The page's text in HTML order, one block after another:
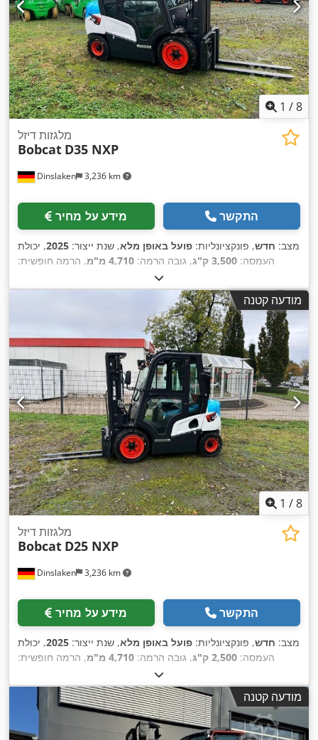
1 /8
Dinslaken 3,236 km
מלגזות דיזל
Bobcat D35 NXP
מידע על מחיר התקשר
מצב: חדש, פונקציונליות: פועל באופן מלא, שנת ייצור: 2025, יכולת
העמסה: 3,500 ק"ג , גובה הרמה: 4,710 מ"מ
, הרמה חופשית:
, סוג תורן:
מ"מ, כוח:42 קילוואט (57.10 כ"ס) , אורך המזלג:1,200 מ"מ
, סוג
מודעה קטנה
1 /8
Dinslaken 3,236 km
מלגזות דיזל
Bobcat D25 NXP
מידע על מחיר התקשר
מצב: חדש, פונקציונליות: פועל באופן מלא, שנת ייצור: 2025, יכולת
העמסה: 2,500 ק"ג , גובה הרמה: 4,710 מ"מ
, הרמה חופשית:
, סוג תורן:
מ"מ, כוח:42 קילוואט (57.10 כ"ס) , אורך המזלג:1,200 מ"מ
, סוג
Diesel, מודעה קטנה